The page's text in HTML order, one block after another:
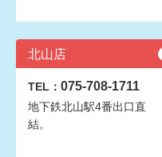
北山店
TEL： 075-708-1711
地下鉄北山駅4番出口直
結。